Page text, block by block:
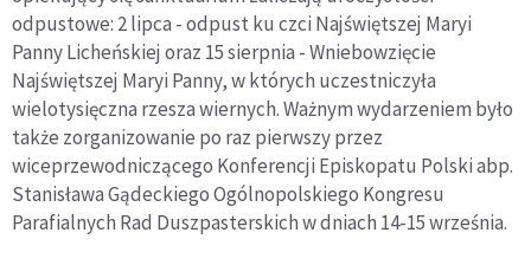
odpustowe: 2 lipca - odpust ku czci Najświętszej Maryi
Panny Licheńskiej oraz 15 sierpnia - Wniebowzięcie
Najświętszej Maryi Panny, w których uczestniczyła
wielotysięczna rzesza wiernych. Ważnym wydarzeniem było
także zorganizowanie po raz pierwszy przez
wiceprzewodniczącego Konferencji Episkopatu Polski abp.
Stanisława Gądeckiego Ogólnopolskiego Kongresu
Parafialnych Rad Duszpasterskich w dniach 14-15 września.